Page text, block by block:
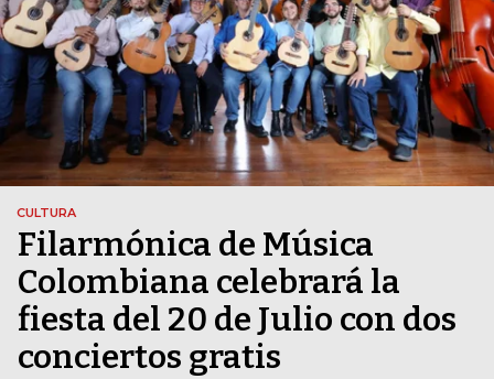
CULTURA
Filarmónica de Música
Colombiana celebrará la
fiesta del 20 de Julio con dos
conciertos gratis